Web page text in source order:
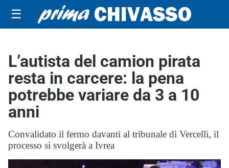
☰
L’autista del camion pirata
resta in carcere: la pena
potrebbe variare da 3 a 10
anni
Convalidato il fermo davanti al tribunale di Vercelli, il
processo si svolgerà a Ivrea